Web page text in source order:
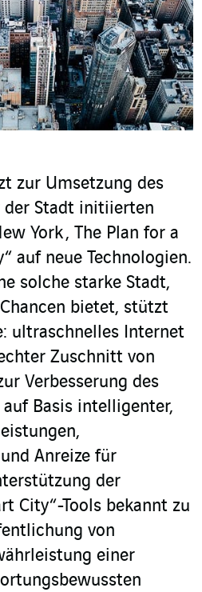
zur Umsetzung des
Stadt initiierten
York , The Plan for a
auf neue Technologien.
solche starke Stadt,
bietet, stützt
ultraschnelles Internet
Zuschnitt von
Verbesserung des
Basis intelligenter,
Anreize für
der
City“-Tools bekannt zu
von
einer